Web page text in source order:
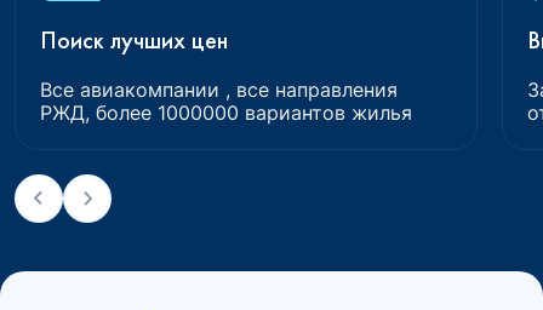
Поиск лучших цен
Все авиакомпании , все направления
РЖД, более 1000000 вариантов жилья